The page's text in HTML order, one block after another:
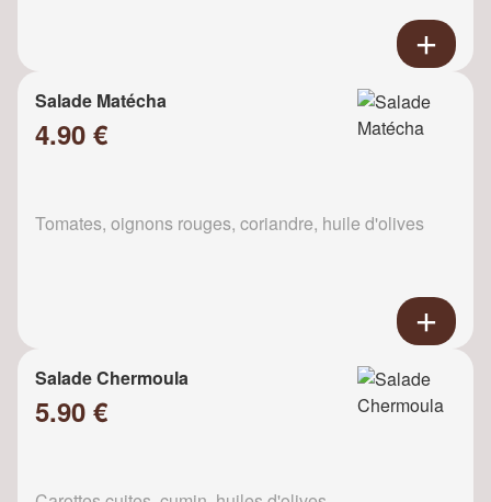
Salade Matécha
4.90 €
Tomates, oignons rouges, coriandre, huile d'olives
Salade Chermoula
5.90 €